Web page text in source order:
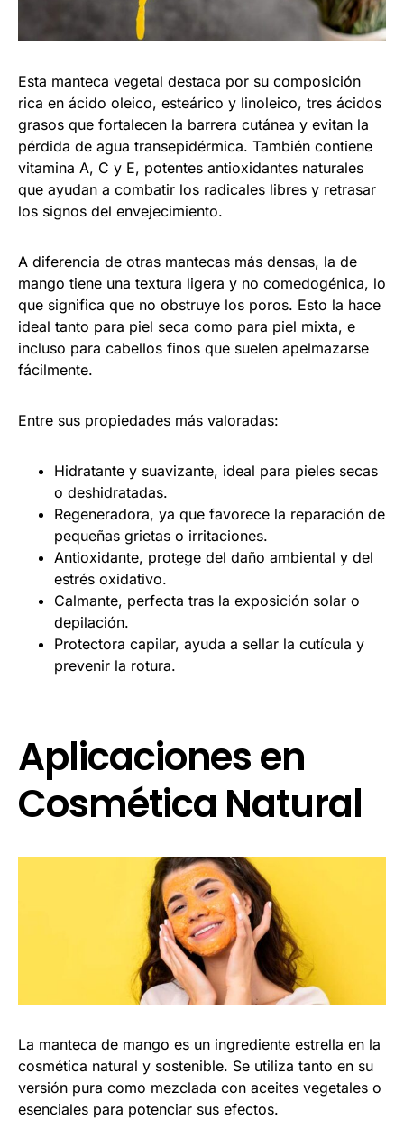
Esta manteca vegetal destaca por su composición
rica en ácido oleico, esteárico y linoleico, tres ácidos
grasos que fortalecen la barrera cutánea y evitan la
pérdida de agua transepidérmica. También contiene
vitamina A, C y E, potentes antioxidantes naturales
que ayudan a combatir los radicales libres y retrasar
los signos del envejecimiento.
A diferencia de otras mantecas más densas, la de
mango tiene una textura ligera y no comedogénica, lo
que significa que no obstruye los poros. Esto la hace
ideal tanto para piel seca como para piel mixta, e
incluso para cabellos finos que suelen apelmazarse
fácilmente.
Entre sus propiedades más valoradas:
Hidratante y suavizante, ideal para pieles secas
o deshidratadas.
Regeneradora, ya que favorece la reparación de
pequeñas grietas o irritaciones.
Antioxidante, protege del daño ambiental y del
estrés oxidativo.
Calmante, perfecta tras la exposición solar o
depilación.
Protectora capilar, ayuda a sellar la cutícula y
prevenir la rotura.
Aplicaciones en
Cosmética Natural
La manteca de mango es un ingrediente estrella en la
cosmética natural y sostenible. Se utiliza tanto en su
versión pura como mezclada con aceites vegetales o
esenciales para potenciar sus efectos.